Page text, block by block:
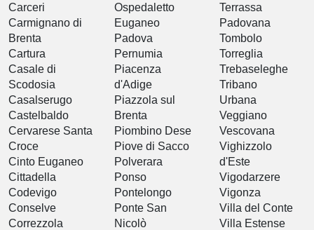
Carceri
Carmignano di
Brenta
Cartura
Casale di
Scodosia
Casalserugo
Castelbaldo
Cervarese Santa
Croce
Cinto Euganeo
Cittadella
Codevigo
Conselve
Correzzola
Ospedaletto
Euganeo
Padova
Pernumia
Piacenza
d'Adige
Piazzola sul
Brenta
Piombino Dese
Piove di Sacco
Polverara
Ponso
Pontelongo
Ponte San
Nicolò
Terrassa
Padovana
Tombolo
Torreglia
Trebaseleghe
Tribano
Urbana
Veggiano
Vescovana
Vighizzolo
d'Este
Vigodarzere
Vigonza
Villa del Conte
Villa Estense